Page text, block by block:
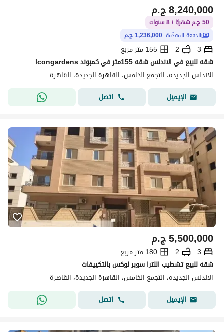
ج.م8,240,000
50 ج.م شهريًا / 8 سنوات
الدفعة المقدّمة: 1,236,000 ج.م
3
2
155 متر مربع
شقه للبيع في الاندلس شقه 155متر في كمبوند lcongardens
الاندلس الجديده، التجمع الخامس، القاهرة الجديدة، القاهرة
الإيميل
اتصل
ج.م5,500,000
3
2
180 متر مربع
شقه للبيع تشطيب اللترا سوبر لوكس بالتكييفات
الاندلس الجديده، التجمع الخامس، القاهرة الجديدة، القاهرة
الإيميل
اتصل